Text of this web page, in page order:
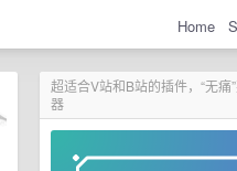
Home
超适合V站和B站的插件，“无痛
器